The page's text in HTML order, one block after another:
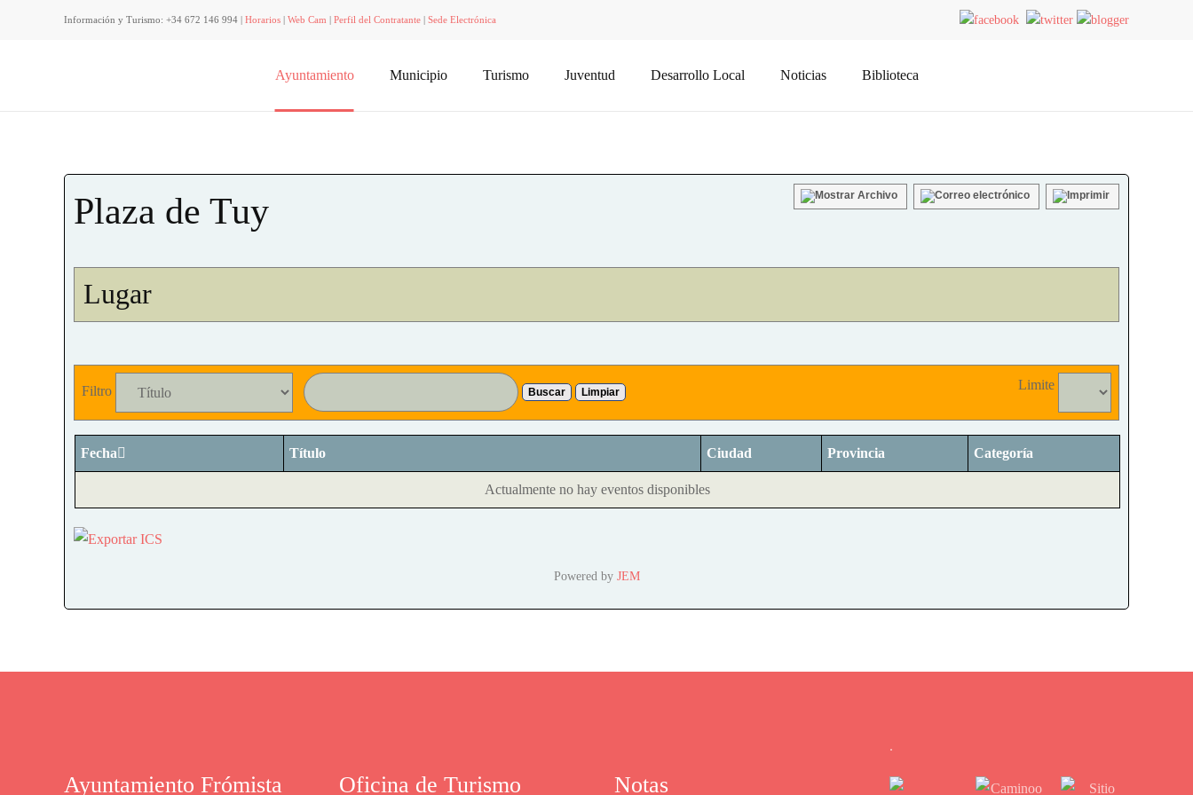
Información y Turismo: +34 672 146 994 | Horarios Web Cam Perfil del Contratante Sede Electrónica
Ayuntamiento Municipio Turismo Juventud Desarrollo Local Noticias Biblioteca
Plaza de Tuy
Lugar
Filtro Buscar Limpiar Limite
Fecha Título Ciudad Provincia Categoría
Actualmente no hay eventos disponibles
Powered by JEM
Ayuntamiento Frómista Oficina de Turismo Notas
.